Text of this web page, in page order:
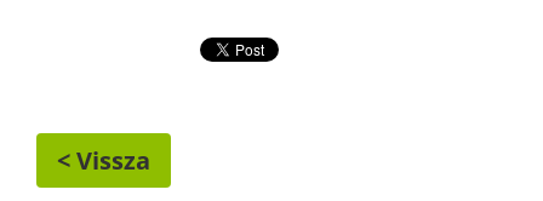
< Vissza